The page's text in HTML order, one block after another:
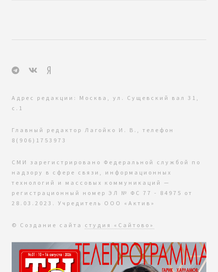
Адрес редакции: Москва, ул. Сущевский вал 31,
с.1
Главный редактор Лагойко И. В., телефон
8(906)1753973
СМИ зарегистрировано Федеральной службой по
надзору в сфере связи, информационных
технологий и массовых коммуникаций —
регистрационный номер ЭЛ № ФС 77 - 84975 от
28.03.2023. Учредитель ООО «Актив»
© Создание сайта студия «Сайтово»